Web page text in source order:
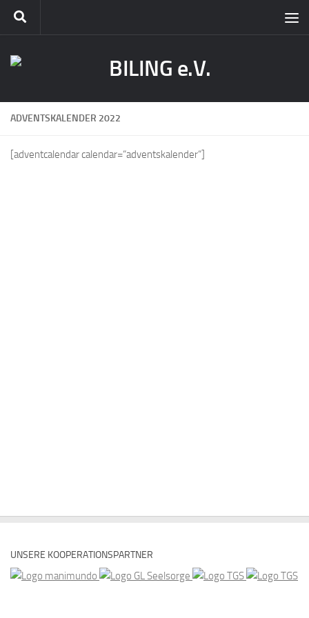
ADVENTSKALENDER 2022
[adventcalendar calendar=“adventskalender“]
UNSERE KOOPERATIONSPARTNER